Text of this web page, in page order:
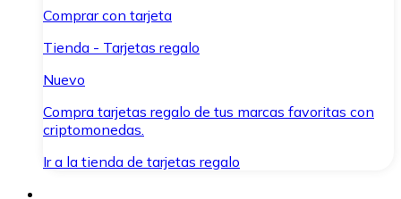
Comprar con tarjeta
Tienda - Tarjetas regalo
Nuevo
Compra tarjetas regalo de tus marcas favoritas con
criptomonedas.
Ir a la tienda de tarjetas regalo